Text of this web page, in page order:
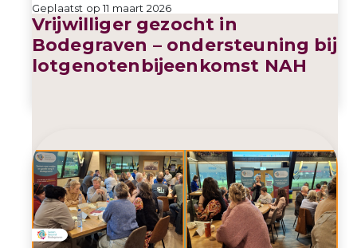
Geplaatst op 11 maart 2026
Vrijwilliger gezocht in
Bodegraven – ondersteuning bij
lotgenotenbijeenkomst NAH